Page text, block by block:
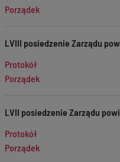
Porządek
LVIII posiedzenie Zarządu
Protokół
Porządek
LVII posiedzenie Zarządu
Protokół
Porządek